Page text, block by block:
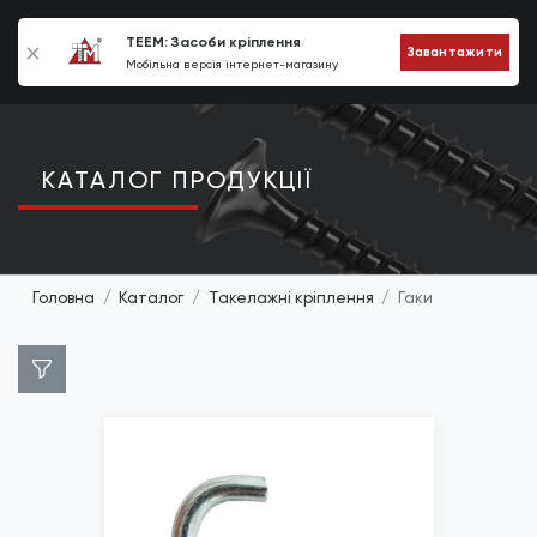
TEEM: Засоби кріплення
Мобільна версія інтернет-магазину
Завантажити
0
КАТАЛОГ ПРОДУКЦIЇ
Головна Каталог Такелажні кріплення Гаки